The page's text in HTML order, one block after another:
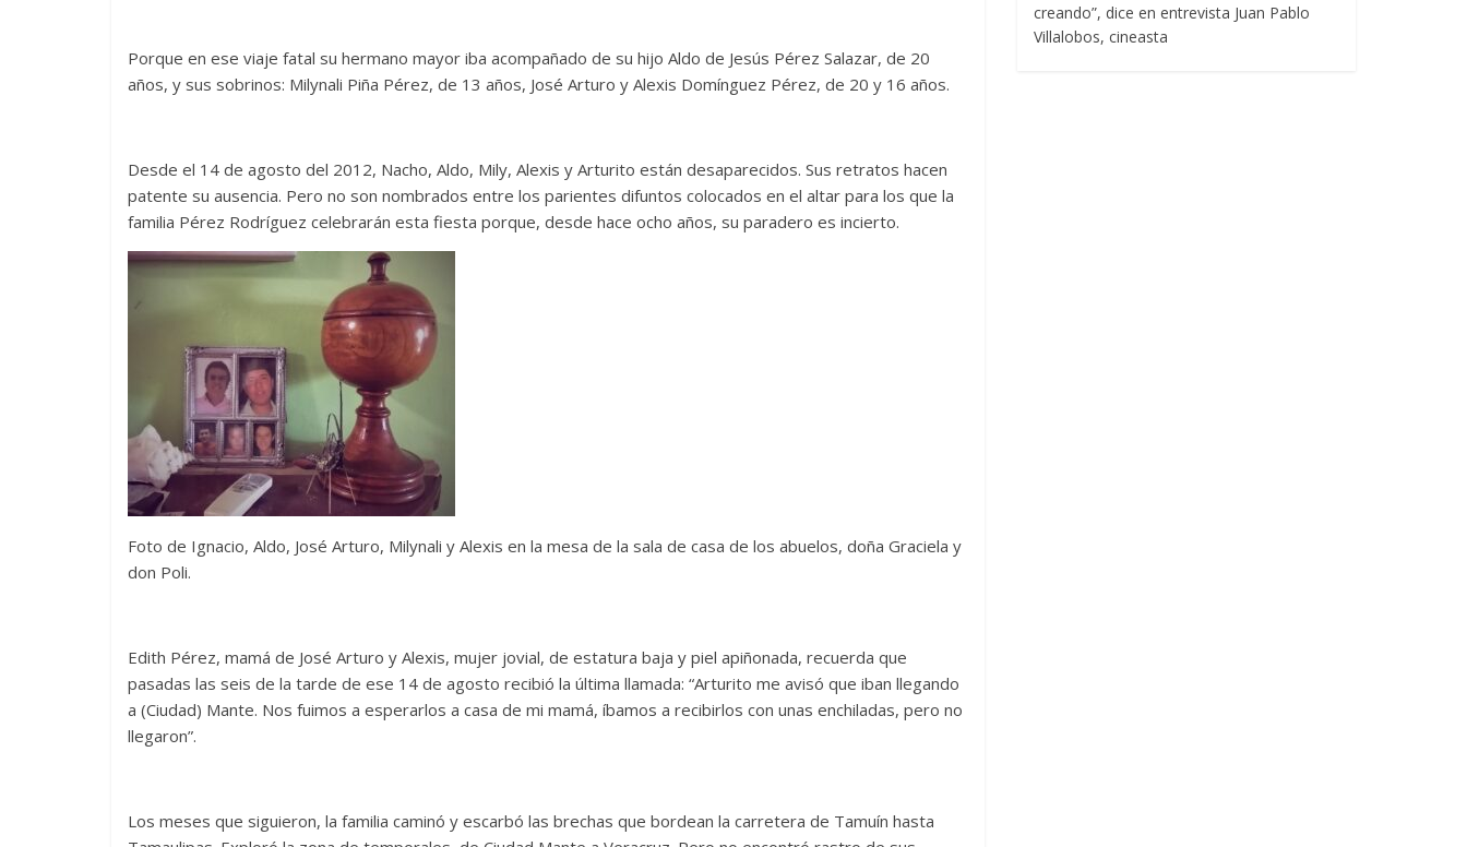
Porque en ese viaje fatal su hermano mayor iba acompañado de su hijo Aldo de Jesús Pérez Salazar, de 20
años, y sus sobrinos: Milynali Piña Pérez, de 13 años, José Arturo y Alexis Domínguez Pérez, de 20 y 16 años.
Desde el 14 de agosto del 2012, Nacho, Aldo, Mily, Alexis y Arturito están desaparecidos. Sus retratos hacen
patente su ausencia. Pero no son nombrados entre los parientes difuntos colocados en el altar para los que la
familia Pérez Rodríguez celebrarán esta fiesta porque, desde hace ocho años, su paradero es incierto.
Foto de Ignacio, Aldo, José Arturo, Milynali y Alexis en la mesa de la sala de casa de los abuelos, doña Graciela y
don Poli.
Edith Pérez, mamá de José Arturo y Alexis, mujer jovial, de estatura baja y piel apiñonada, recuerda que
pasadas las seis de la tarde de ese 14 de agosto recibió la última llamada: “Arturito me avisó que iban llegando
a (Ciudad) Mante. Nos fuimos a esperarlos a casa de mi mamá, íbamos a recibirlos con unas enchiladas, pero no
llegaron”.
Los meses que siguieron, la familia caminó y escarbó las brechas que bordean la carretera de Tamuín hasta
creando”, dice en entrevista Juan Pablo
Villalobos, cineasta